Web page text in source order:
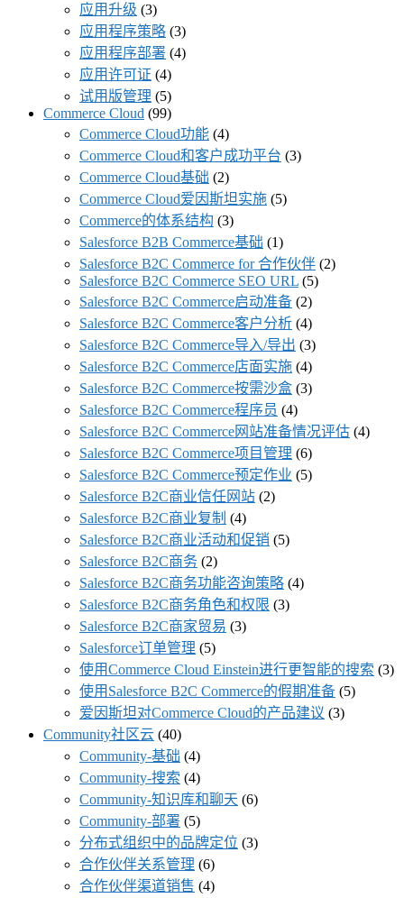
应用升级 (3)
应用程序策略 (3)
应用程序部署 (4)
应用许可证 (4)
试用版管理 (5)
Commerce Cloud (99)
Commerce Cloud功能 (4)
Commerce Cloud和客户成功平台 (3)
Commerce Cloud基础 (2)
Commerce Cloud爱因斯坦实施 (5)
Commerce的体系结构 (3)
Salesforce B2B Commerce基础 (1)
Salesforce B2C Commerce for 合作伙伴 (2)
Salesforce B2C Commerce SEO URL (5)
Salesforce B2C Commerce启动准备 (2)
Salesforce B2C Commerce客户分析 (4)
Salesforce B2C Commerce导入/导出 (3)
Salesforce B2C Commerce店面实施 (4)
Salesforce B2C Commerce按需沙盒 (3)
Salesforce B2C Commerce程序员 (4)
Salesforce B2C Commerce网站准备情况评估 (4)
Salesforce B2C Commerce项目管理 (6)
Salesforce B2C Commerce预定作业 (5)
Salesforce B2C商业信任网站 (2)
Salesforce B2C商业复制 (4)
Salesforce B2C商业活动和促销 (5)
Salesforce B2C商务 (2)
Salesforce B2C商务功能咨询策略 (4)
Salesforce B2C商务角色和权限 (3)
Salesforce B2C商家贸易 (3)
Salesforce订单管理 (5)
使用Commerce Cloud Einstein进行更智能的搜索 (3)
使用Salesforce B2C Commerce的假期准备 (5)
爱因斯坦对Commerce Cloud的产品建议 (3)
Community社区云 (40)
Community-基础 (4)
Community-搜索 (4)
Community-知识库和聊天 (6)
Community-部署 (5)
分布式组织中的品牌定位 (3)
合作伙伴关系管理 (6)
合作伙伴渠道销售 (4)